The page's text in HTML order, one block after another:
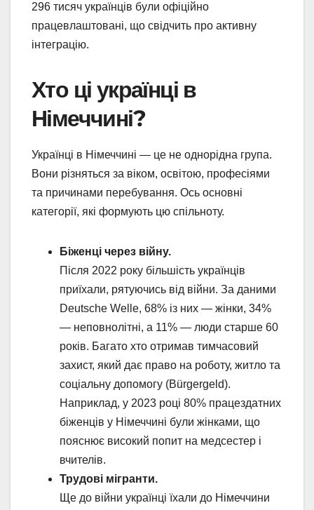
296 тисяч українців були офіційно
працевлаштовані, що свідчить про активну
інтеграцію.
Хто ці українці в
Німеччині?
Українці в Німеччині — це не однорідна група.
Вони різняться за віком, освітою, професіями
та причинами перебування. Ось основні
категорії, які формують цю спільноту.
Біженці через війну.
Після 2022 року більшість українців
приїхали, рятуючись від війни. За даними
Deutsche Welle, 68% із них — жінки, 34%
— неповнолітні, а 11% — люди старше 60
років. Багато хто отримав тимчасовий
захист, який дає право на роботу, житло та
соціальну допомогу (Bürgergeld).
Наприклад, у 2023 році 80% працездатних
біженців у Німеччині були жінками, що
пояснює високий попит на медсестер і
вчителів.
Трудові мігранти.
Ще до війни українці їхали до Німеччини